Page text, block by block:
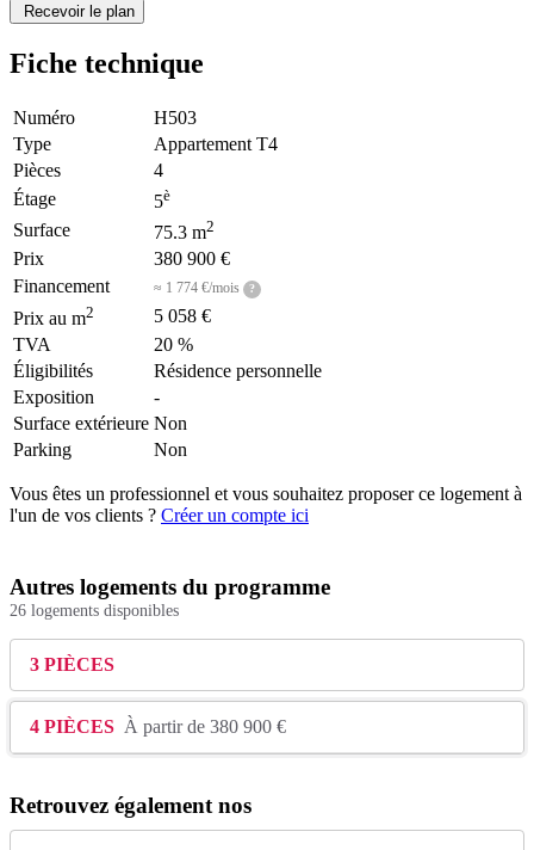
Recevoir le plan
Fiche technique
Numéro
H503
Type
Appartement T4
Pièces
4
Étage
5è
Surface 75.3 m2
Prix
380 900 €
Financement
≈ 1 774 €/mois ?
Prix au m2
5 058 €
TVA
20 %
Éligibilités
Résidence personnelle
Exposition
-
Surface extérieure Non
Parking
Non
Vous êtes un professionnel et vous souhaitez proposer ce logement à
l'un de vos clients ? Créer un compte ici
Autres logements du programme
26 logements disponibles
3 PIÈCES
4 PIÈCES À partir de 380 900 €
Retrouvez également nos